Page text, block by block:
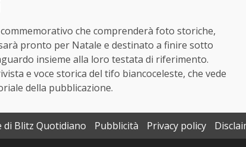
che comprenderà foto storiche,
pronto per Natale e destinato a finire sotto
insieme alla loro testata di riferimento.
e voce storica del tifo biancoceleste, che vede
della pubblicazione.
di Blitz Quotidiano Pubblicità Privacy policy